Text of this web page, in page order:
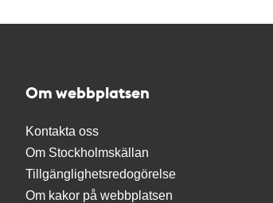
Om webbplatsen
Kontakta oss
Om Stockholmskällan
Tillgänglighetsredogörelse
Om kakor på webbplatsen